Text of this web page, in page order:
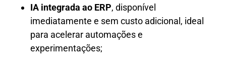
IA integrada ao ERP, disponível
imediatamente e sem custo adicional, ideal
para acelerar automações e
experimentações;